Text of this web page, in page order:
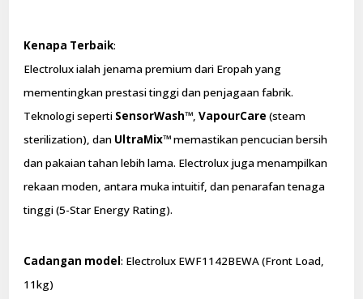
Kenapa Terbaik:
Electrolux ialah jenama premium dari Eropah yang
mementingkan prestasi tinggi dan penjagaan fabrik.
Teknologi seperti SensorWash™,VapourCare (steam
sterilization), dan UltraMix™memastikan pencucian bersih
dan pakaian tahan lebih lama. Electrolux juga menampilkan
rekaan moden, antara muka intuitif, dan penarafan tenaga
tinggi (5-Star Energy Rating).
Cadangan model: Electrolux EWF1142BEWA (Front Load,
11kg)